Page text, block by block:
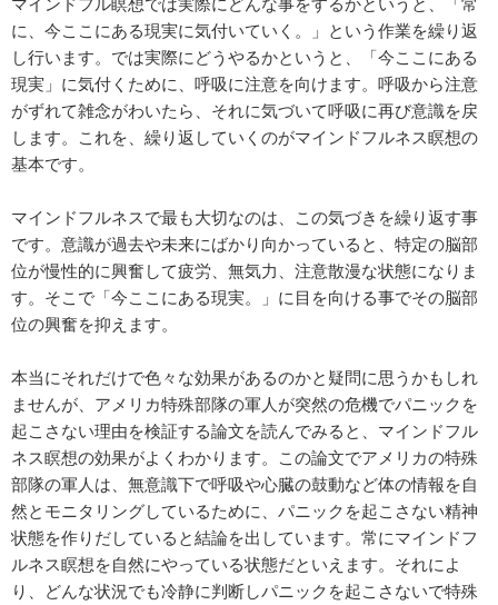
に、今ここにある現実に気付いていく。」という作業を繰り返
し行います。では実際にどうやるかというと、「今ここにある
現実」に気付くために、呼吸に注意を向けます。呼吸から注意
がずれて雑念がわいたら、それに気づいて呼吸に再び意識を戻
します。これを、繰り返していくのがマインドフルネス瞑想の
基本です。
マインドフルネスで最も大切なのは、この気づきを繰り返す事
です。意識が過去や未来にばかり向かっていると、特定の脳部
位が慢性的に興奮して疲労、無気力、注意散漫な状態になりま
す。そこで「今ここにある現実。」に目を向ける事でその脳部
位の興奮を抑えます。
本当にそれだけで色々な効果があるのかと疑問に思うかもしれ
ませんが、アメリカ特殊部隊の軍人が突然の危機でパニックを
起こさない理由を検証する論文を読んでみると、マインドフル
ネス瞑想の効果がよくわかります。この論文でアメリカの特殊
部隊の軍人は、無意識下で呼吸や心臓の鼓動など体の情報を自
然とモニタリングしているために、パニックを起こさない精神
状態を作りだしていると結論を出しています。常にマインドフ
ルネス瞑想を自然にやっている状態だといえます。それによ
り、どんな状況でも冷静に判断しパニックを起こさないで特殊